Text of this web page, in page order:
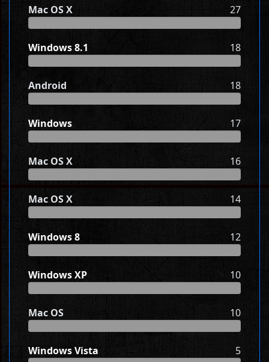
Mac OS X 27
Windows 8.1 18
Android 18
Windows 17
Mac OS X 16
Mac OS X 14
Windows 8 12
Windows XP 10
Mac OS 10
Windows Vista 5